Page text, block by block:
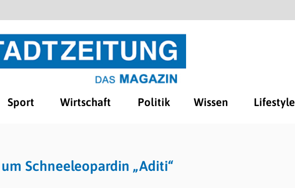
Sport Wirtschaft Politik Wissen Lifestyle
Schneeleopardin „Aditi“